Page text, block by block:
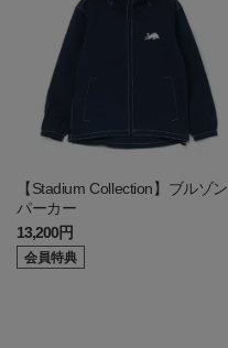
【Stadium Collection】ブルゾン
パーカー
13,200円
会員特典